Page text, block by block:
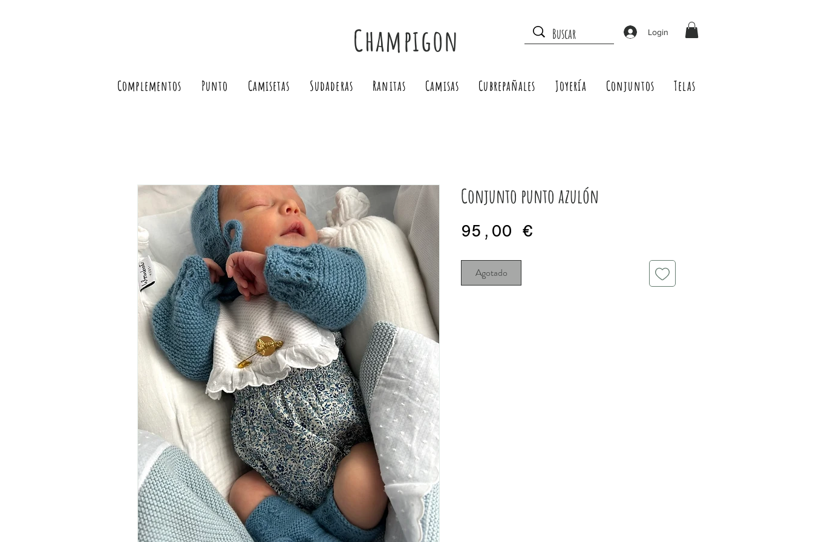
Champigon Login
Complementos Punto Camisetas Sudaderas Ranitas Camisas Cubrepañales Joyería Conjuntos Telas
Conjunto punto azulón
95,00 €
Agotado